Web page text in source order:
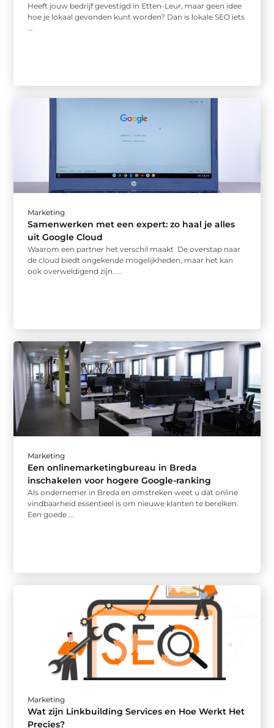
Heeft jouw bedrijf gevestigd in Etten-Leur, maar geen idee
hoe je lokaal gevonden kunt worden? Dan is lokale SEO iets
Marketing
Samenwerken met een expert: zo haal je alles
uit Google Cloud
Waarom een partner het verschil maakt De overstap naar
de cloud biedt ongekende mogelijkheden, maar het kan
ook overweldigend zijn. ...
Marketing
Een onlinemarketingbureau in Breda
inschakelen voor hogere Google-ranking
Als ondernemer in Breda en omstreken weet u dat online
vindbaarheid essentieel is om nieuwe klanten te bereiken.
Een goede ...
Marketing
Wat zijn Linkbuilding Services en Hoe Werkt Het
Precies?